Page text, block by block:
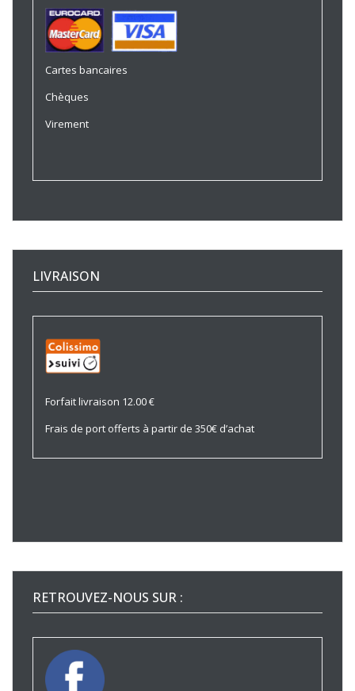
Cartes bancaires
Chèques
Virement
LIVRAISON
Forfait livraison 12.00 €
Frais de port offerts à partir de 350€ d’achat
RETROUVEZ-NOUS SUR :